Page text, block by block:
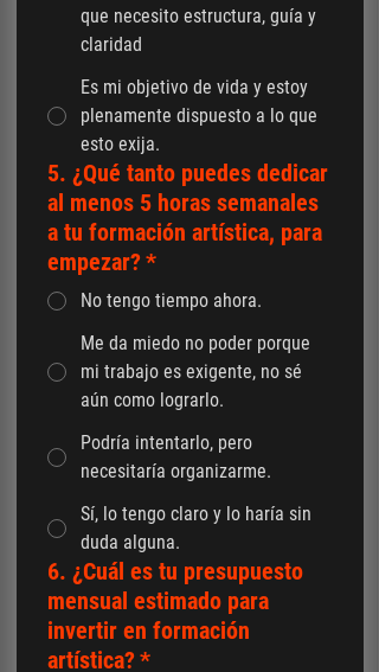
que necesito estructura, guía y
claridad
Es mi objetivo de vida y estoy
plenamente dispuesto a lo que
esto exija.
5. ¿Qué tanto puedes dedicar
al menos 5 horas semanales
a tu formación artística, para
empezar?*
No tengo tiempo ahora.
Me da miedo no poder porque
mi trabajo es exigente, no sé
aún como lograrlo.
Podría intentarlo, pero
necesitaría organizarme.
Sí, lo tengo claro y lo haría sin
duda alguna.
6. ¿Cuál es tu presupuesto
mensual estimado para
invertir en formación
artística?*